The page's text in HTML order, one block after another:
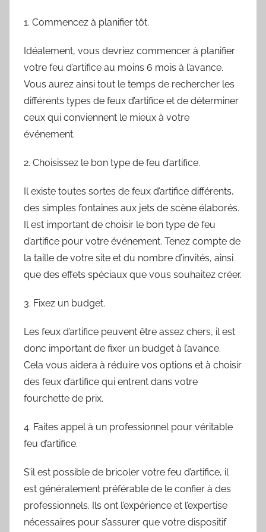
1. Commencez à planifier tôt.
Idéalement, vous devriez commencer à planifier
votre feu d’artifice au moins 6 mois à l’avance.
Vous aurez ainsi tout le temps de rechercher les
différents types de feux d’artifice et de déterminer
ceux qui conviennent le mieux à votre
événement.
2. Choisissez le bon type de feu d’artifice.
Il existe toutes sortes de feux d’artifice différents,
des simples fontaines aux jets de scène élaborés.
Il est important de choisir le bon type de feu
d’artifice pour votre événement. Tenez compte de
la taille de votre site et du nombre d’invités, ainsi
que des effets spéciaux que vous souhaitez créer.
3. Fixez un budget.
Les feux d’artifice peuvent être assez chers, il est
donc important de fixer un budget à l’avance.
Cela vous aidera à réduire vos options et à choisir
des feux d’artifice qui entrent dans votre
fourchette de prix.
4. Faites appel à un professionnel pour véritable
feu d’artifice.
S’il est possible de bricoler votre feu d’artifice, il
est généralement préférable de le confier à des
professionnels. Ils ont l’expérience et l’expertise
nécessaires pour s’assurer que votre dispositif